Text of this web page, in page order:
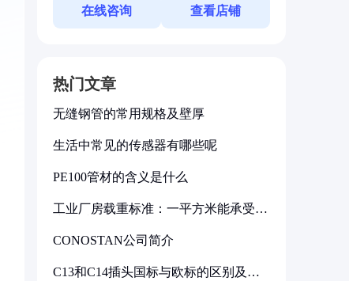
在线咨询 查看店铺
热门文章
无缝钢管的常用规格及壁厚
生活中常见的传感器有哪些呢
PE100管材的含义是什么
工业厂房载重标准：一平方米能承受多
CONOSTAN公司简介
C13和C14插头国标与欧标的区别及其